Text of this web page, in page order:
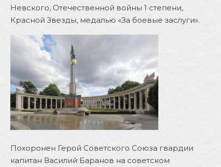
Невского, Отечественной войны 1 степени,
Красной Звезды, медалью «За боевые заслуги».
Похоронен Герой Советского Союза гвардии
капитан Василий Баранов на советском